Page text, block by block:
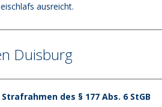
ausreicht.
Duisburg
des § 177 Abs. 6 StGB